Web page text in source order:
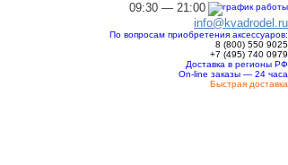
09:30 — 21:00
info@kvadrodel.ru
По вопросам приобретения аксессуаров:
8 (800) 550 9025
+7 (495) 740 0979
Доставка в регионы РФ
On-line заказы — 24 часа
Быстрая доставка